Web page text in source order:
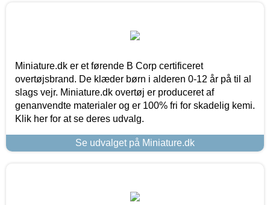
Miniature.dk er et førende B Corp certificeret
overtøjsbrand. De klæder børn i alderen 0-12 år på til al
slags vejr. Miniature.dk overtøj er produceret af
genanvendte materialer og er 100% fri for skadelig kemi.
Klik her for at se deres udvalg.
Se udvalget på Miniature.dk